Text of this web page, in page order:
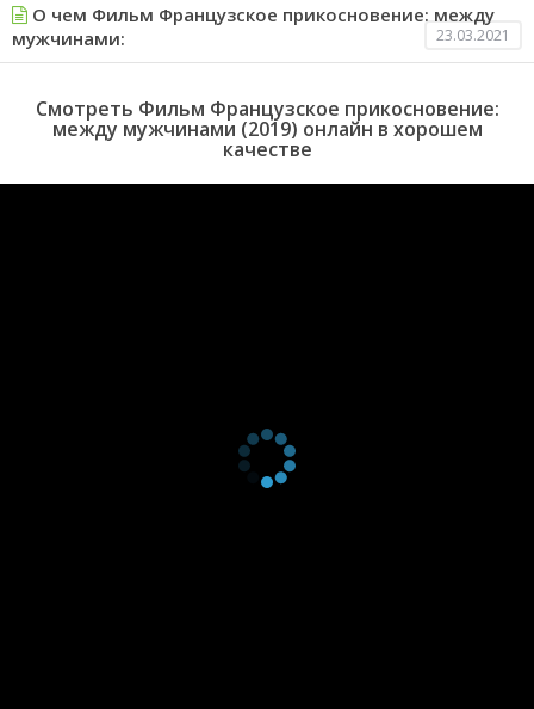
О чем Фильм Французское прикосновение: между
мужчинами:
23.03.2021
Смотреть Фильм Французское прикосновение:
между мужчинами (2019) онлайн в хорошем
качестве